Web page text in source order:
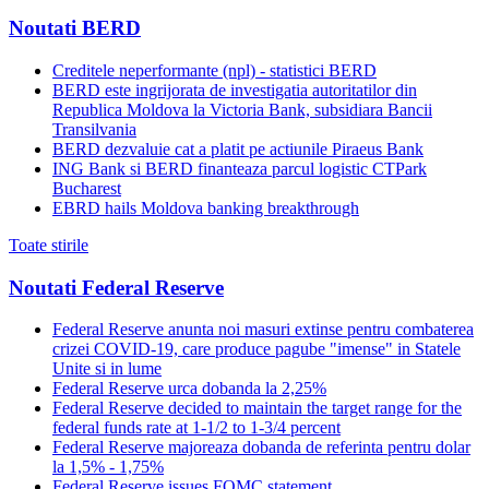
Noutati BERD
Creditele neperformante (npl) - statistici BERD
BERD este ingrijorata de investigatia autoritatilor din
Republica Moldova la Victoria Bank, subsidiara Bancii
Transilvania
BERD dezvaluie cat a platit pe actiunile Piraeus Bank
ING Bank si BERD finanteaza parcul logistic CTPark
Bucharest
EBRD hails Moldova banking breakthrough
Toate stirile
Noutati Federal Reserve
Federal Reserve anunta noi masuri extinse pentru combaterea
crizei COVID-19, care produce pagube "imense" in Statele
Unite si in lume
Federal Reserve urca dobanda la 2,25%
Federal Reserve decided to maintain the target range for the
federal funds rate at 1-1/2 to 1-3/4 percent
Federal Reserve majoreaza dobanda de referinta pentru dolar
la 1,5% - 1,75%